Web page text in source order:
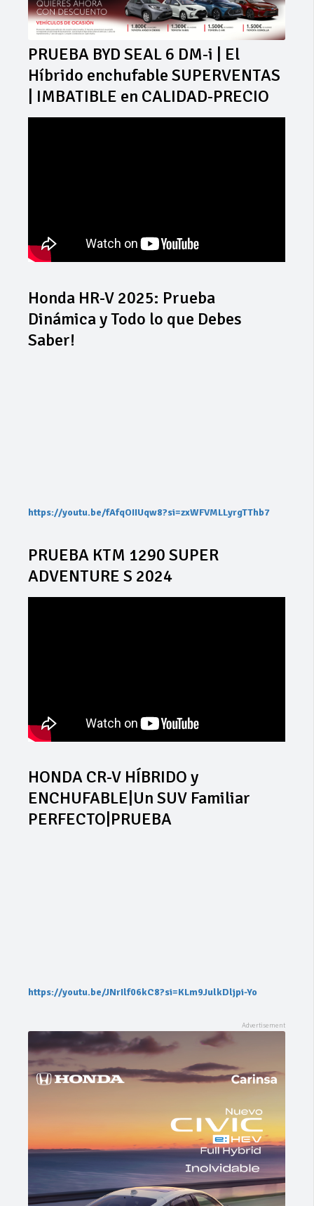
PRUEBA BYD SEAL 6 DM-i | El
Híbrido enchufable SUPERVENTAS
| IMBATIBLE en CALIDAD-PRECIO
Honda HR-V 2025: Prueba
Dinámica y Todo lo que Debes
Saber!
https://youtu.be/fAfqOIIUqw8?si=zxWFVMLLyrgTThb7
PRUEBA KTM 1290 SUPER
ADVENTURE S 2024
HONDA CR-V HÍBRIDO y
ENCHUFABLE|Un SUV Familiar
PERFECTO|PRUEBA
https://youtu.be/JNrIlf06kC8?si=KLm9JulkDljpi-Yo